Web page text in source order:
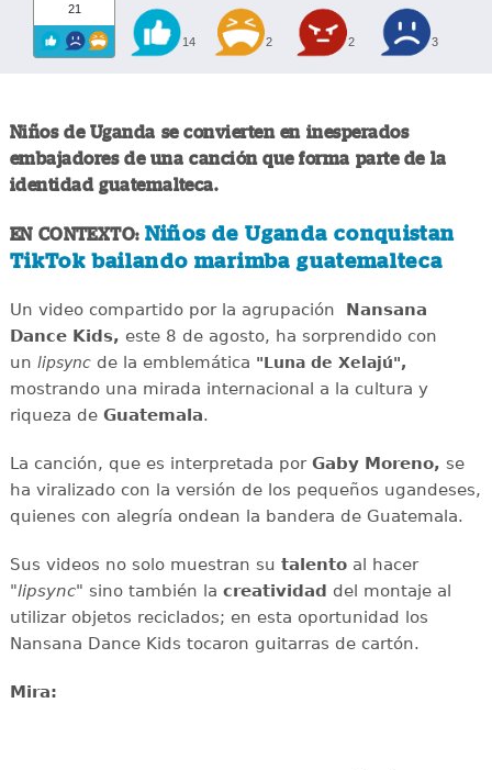
21
14 2 2 3
Niños de Uganda se convierten en inesperados
embajadores de una canción que forma parte de la
identidad guatemalteca.
EN CONTEXTO: Niños de Uganda conquistan
TikTok bailando marimba guatemalteca
Un video compartido por la agrupación Nansana
Dance Kids, este 8 de agosto, ha sorprendido con
un lipsyncde la emblemática "Luna de Xelajú",
mostrando una mirada internacional a la cultura y
riqueza de Guatemala.
La canción, que es interpretada por Gaby Moreno, se
ha viralizado con la versión de los pequeños ugandeses,
quienes con alegría ondean la bandera de Guatemala.
Sus videos no solo muestran su talentoal hacer
"lipsync" sino también la creatividad del montaje al
utilizar objetos reciclados; en esta oportunidad los
Nansana Dance Kids tocaron guitarras de cartón.
Mira: